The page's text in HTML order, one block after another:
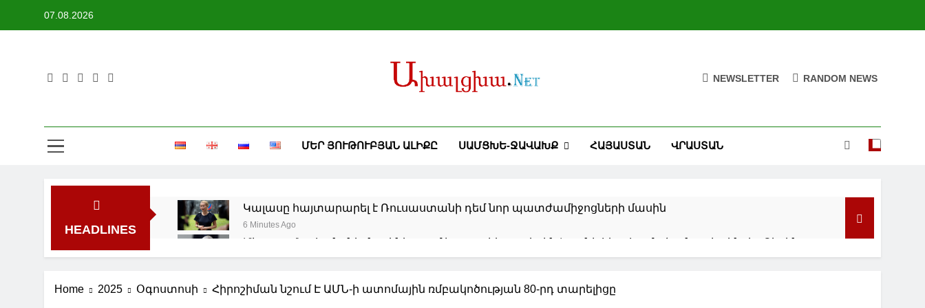
07.08.2026
NEWSLETTER RANDOM NEWS
ՄԵՐ ՅՈՒԹՈՒԲՅԱՆ ԱԼԻՔԸ ՍԱՄՑԽԵ-ՋԱՎԱԽՔ ՀԱՅԱՍՏԱՆ ՎՐԱՍՏԱՆ
HEADLINES
Կալասը հայտարարել է Ռուսաստանի դեմ նոր պատժամիջոցների մասին
6 Minutes Ago
Միացյալ Նահանգներն ակնկալում է առաջիկա օրերին Իրանի հետ համաձայնագիր կնքել. Բեսենթ
2 Ժամ Ago
իրավիճակը
Home 2025 Օգոստոսի Հիրոշիման նշում Է ԱՄՆ-ի ատոմային ռմբակոծության 80-րդ տարելիցը